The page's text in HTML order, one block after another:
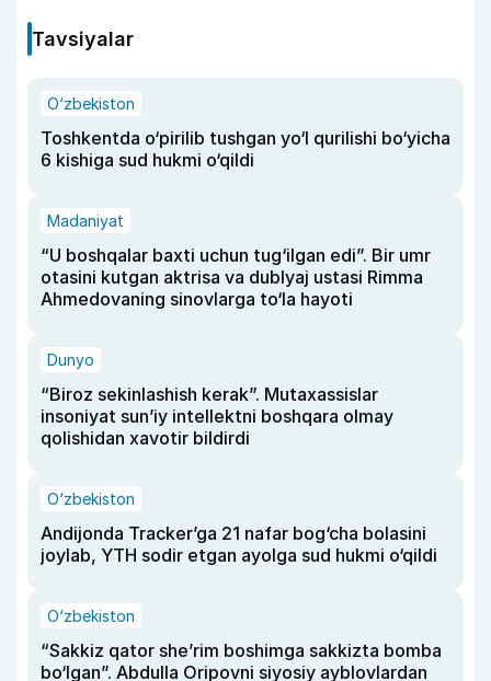
Tavsiyalar
O‘zbekiston
Toshkentda o‘pirilib tushgan yo‘l qurilishi bo‘yicha
6 kishiga sud hukmi o‘qildi
Madaniyat
“U boshqalar baxti uchun tug‘ilgan edi”. Bir umr
otasini kutgan aktrisa va dublyaj ustasi Rimma
Ahmedovaning sinovlarga to‘la hayoti
Dunyo
“Biroz sekinlashish kerak”. Mutaxassislar
insoniyat sun’iy intellektni boshqara olmay
qolishidan xavotir bildirdi
O‘zbekiston
Andijonda Tracker’ga 21 nafar bog‘cha bolasini
joylab, YTH sodir etgan ayolga sud hukmi o‘qildi
O‘zbekiston
“Sakkiz qator she’rim boshimga sakkizta bomba
bo‘lgan”. Abdulla Oripovni siyosiy ayblovlardan